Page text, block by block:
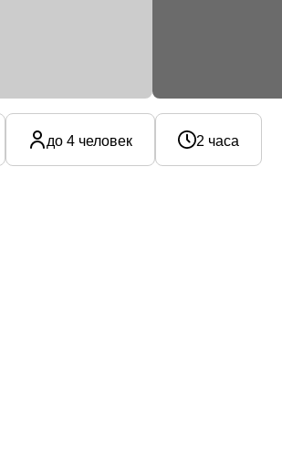
до 4 человек 2 часа